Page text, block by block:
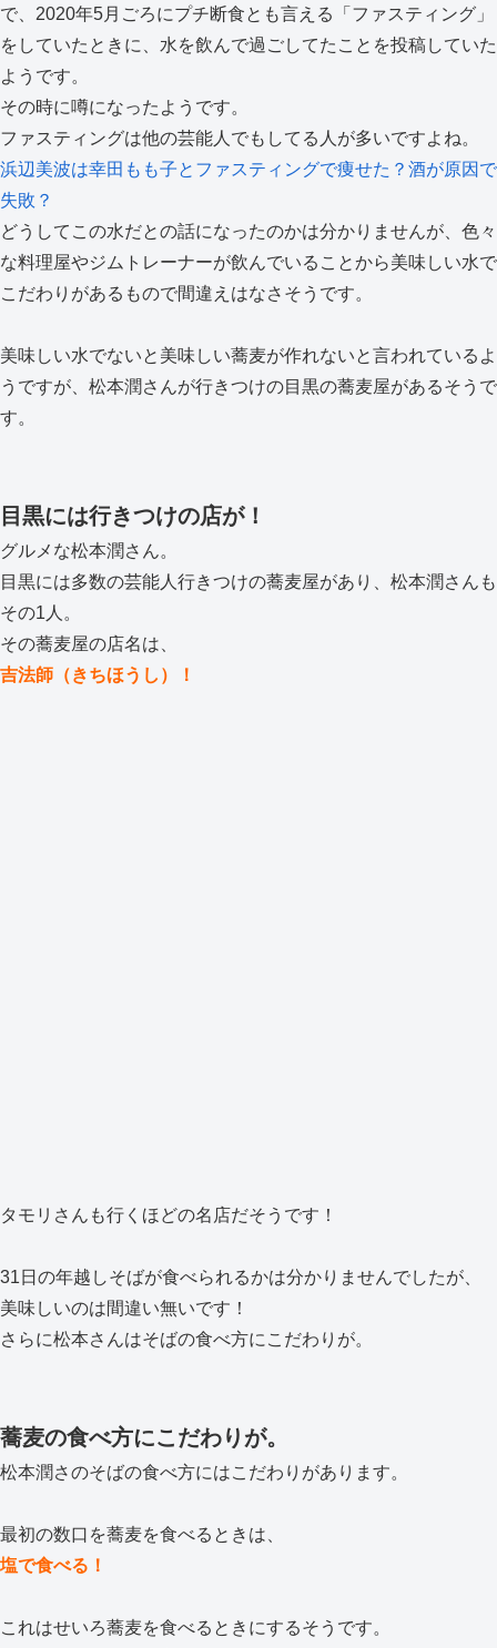
で、2020年5月ごろにプチ断食とも言える「ファスティング」
をしていたときに、水を飲んで過ごしてたことを投稿していた
ようです。
その時に噂になったようです。
ファスティングは他の芸能人でもしてる人が多いですよね。
浜辺美波は幸田もも子とファスティングで痩せた？酒が原因で
失敗？
どうしてこの水だとの話になったのかは分かりませんが、色々
な料理屋やジムトレーナーが飲んでいることから美味しい水で
こだわりがあるもので間違えはなさそうです。
美味しい水でないと美味しい蕎麦が作れないと言われているよ
うですが、松本潤さんが行きつけの目黒の蕎麦屋があるそうで
す。
目黒には行きつけの店が！
グルメな松本潤さん。
目黒には多数の芸能人行きつけの蕎麦屋があり、松本潤さんも
その1人。
その蕎麦屋の店名は、
吉法師（きちほうし）！
タモリさんも行くほどの名店だそうです！
31日の年越しそばが食べられるかは分かりませんでしたが、
美味しいのは間違い無いです！
さらに松本さんはそばの食べ方にこだわりが。
蕎麦の食べ方にこだわりが。
松本潤さのそばの食べ方にはこだわりがあります。
最初の数口を蕎麦を食べるときは、
塩で食べる！
これはせいろ蕎麦を食べるときにするそうです。